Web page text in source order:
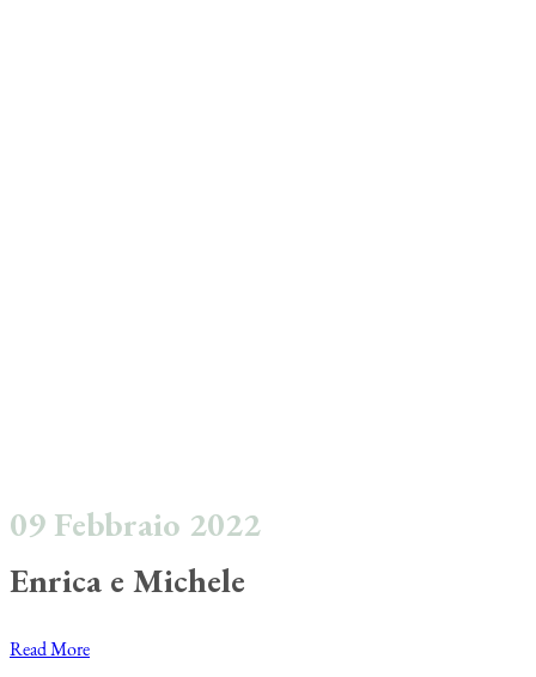
09 Febbraio 2022
Enrica e Michele
Read More